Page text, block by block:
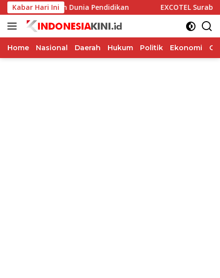
Langsung
ke
konten
Kabar Hari Ini
Alumni dan Dunia Pendidikan EXCOTEL Surabaya
Home Nasional Daerah Hukum Politik Ekonomi